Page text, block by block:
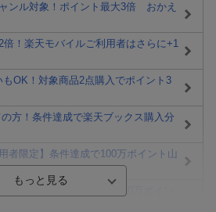
ンル対象！ポイント最大3倍 おかえ
倍！楽天モバイルご利用者はさらに+1
もOK！対象商品2点購入でポイント3
の方！条件達成で楽天ブックス購入分
者限定】条件達成で100万ポイント山